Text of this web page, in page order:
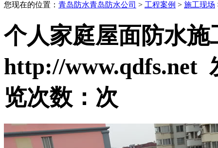
您现在的位置： 青岛防水青岛防水公司 > 工程案例 > 施工现场
个人家庭屋面防水施
http://www.qdfs.net
览次数： 次